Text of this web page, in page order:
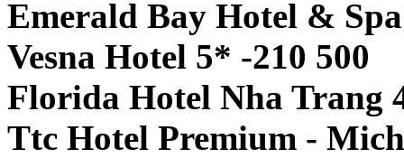
Emerald Bay Hotel &
Vesna Hotel 5* -210 500
Florida Hotel Nha Trang
Ttc Hotel Premium -